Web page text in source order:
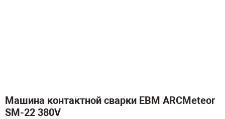
Машина контактной сварки ЕВМ ARCMeteor
SM-22 380V